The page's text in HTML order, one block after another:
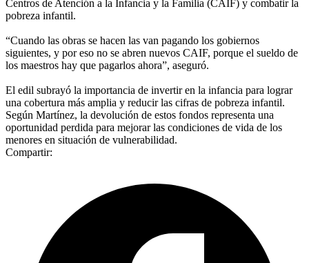
Centros de Atención a la Infancia y la Familia (CAIF) y combatir la
pobreza infantil.
“Cuando las obras se hacen las van pagando los gobiernos
siguientes, y por eso no se abren nuevos CAIF, porque el sueldo de
los maestros hay que pagarlos ahora”, aseguró.
El edil subrayó la importancia de invertir en la infancia para lograr
una cobertura más amplia y reducir las cifras de pobreza infantil.
Según Martínez, la devolución de estos fondos representa una
oportunidad perdida para mejorar las condiciones de vida de los
menores en situación de vulnerabilidad.
Compartir: